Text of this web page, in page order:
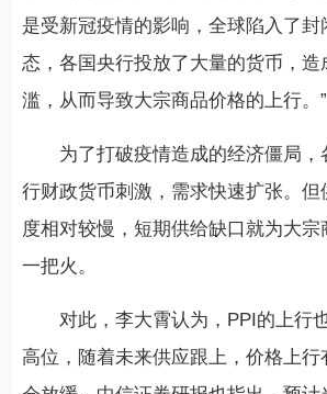
是受新冠疫情的影响，全球陷入了封
态，各国央行投放了大量的货币，造
滥，从而导致大宗商品价格的上行。”
为了打破疫情造成的经济僵局
行财政货币刺激，需求快速扩张。但
度相对较慢，短期供给缺口就为大宗
一把火。
对此，李大霄认为，PPI的上行
高位，随着未来供应跟上，价格上